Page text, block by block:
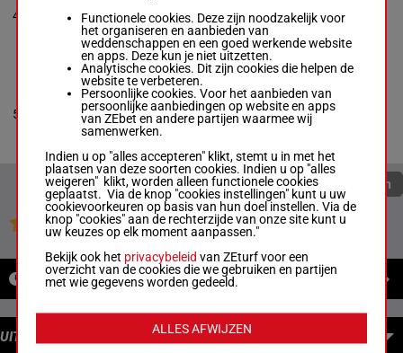
4
Suborics A.
M/3 -55.5
M/3kg
2
5
Woehler
M/3 -55.5
M/355.5
kg
4
Quoteringen verversen
Jouw favoriete paarden
NIEUWS
UITBETALINGEN
Functionele cookies. Deze zijn noodzakelijk voor
het organiseren en aanbieden van
weddenschappen en een goed werkende website
en apps. Deze kun je niet uitzetten.
Analytische cookies. Dit zijn cookies die helpen de
website te verbeteren.
Persoonlijke cookies. Voor het aanbieden van
persoonlijke aanbiedingen op website en apps
van ZEbet en andere partijen waarmee wij
samenwerken.
Indien u op "alles accepteren" klikt, stemt u in met het
plaatsen van deze soorten cookies. Indien u op "alles
weigeren" klikt, worden alleen functionele cookies
geplaatst. Via de knop "cookies instellingen" kunt u uw
cookievoorkeuren op basis van hun doel instellen. Via de
knop "cookies" aan de rechterzijde van onze site kunt u
uw keuzes op elk moment aanpassen."
Bekijk ook het privacybeleid van ZEturf voor een
overzicht van de cookies die we gebruiken en partijen
met wie gegevens worden gedeeld.
ALLES AFWIJZEN